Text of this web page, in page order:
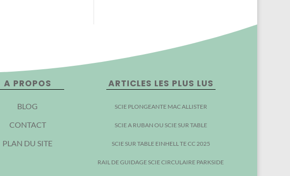
A PROPOS
BLOG
CONTACT
PLAN DU SITE
ARTICLES LES PLUS LUS
SCIE PLONGEANTE MAC ALLISTER
SCIE A RUBAN OU SCIE SUR TABLE
SCIE SUR TABLE EINHELL TE CC 2025
RAIL DE GUIDAGE SCIE CIRCULAIRE PARKSIDE